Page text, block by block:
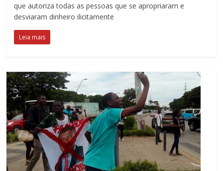
que autoriza todas as pessoas que se apropriaram e
desviaram dinheiro ilicitamente
Leia mais